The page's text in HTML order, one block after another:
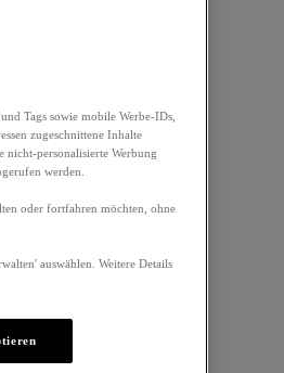
Tags sowie mobile Werbe-IDs,
zugeschnittene Inhalte
nicht-personalisierte Werbung
werden.
oder fortfahren möchten, ohne
auswählen. Weitere Details